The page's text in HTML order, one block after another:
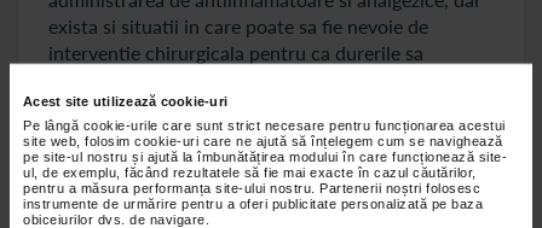
Acest site utilizează cookie-uri
Pe lângă cookie-urile care sunt strict necesare pentru funcționarea acestui
site web, folosim cookie-uri care ne ajută să înțelegem cum se navighează
pe site-ul nostru și ajută la îmbunătățirea modului în care funcționează site-
ul, de exemplu, făcând rezultatele să fie mai exacte în cazul căutărilor,
pentru a măsura performanța site-ului nostru. Partenerii noștri folosesc
instrumente de urmărire pentru a oferi publicitate personalizată pe baza
obiceiurilor dvs. de navigare.
exista si situatii in care poate sa fie nevoie de
interventie chirurgicala pentru ca durerile sa
Durerea de picioare - sfaturi pentru preventie
Aveti la dispozitie mai multe sfaturi ale specialistilor
in domeniu care pot sa va ajute sa preveniti durerea